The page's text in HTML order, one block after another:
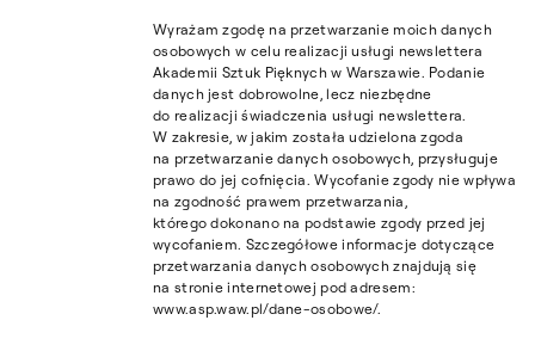
Wyrażam zgodę na przetwarzanie moich danych
osobowych w celu realizacji usługi newslettera
Akademii Sztuk Pięknych w Warszawie. Podanie
danych jest dobrowolne, lecz niezbędne
do realizacji świadczenia usługi newslettera.
W zakresie, w jakim została udzielona zgoda
na przetwarzanie danych osobowych, przysługuje
prawo do jej cofnięcia. Wycofanie zgody nie wpływa
na zgodność prawem przetwarzania,
którego dokonano na podstawie zgody przed jej
wycofaniem. Szczegółowe informacje dotyczące
przetwarzania danych osobowych znajdują się
na stronie internetowej pod adresem:
www.asp.waw.pl/dane-osobowe/.